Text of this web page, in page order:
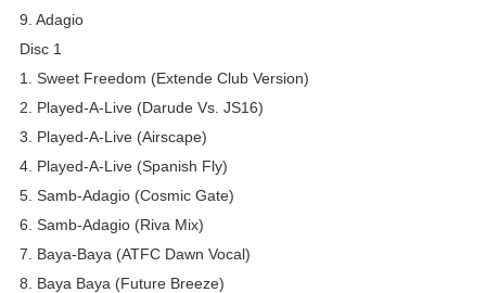
9. Adagio
Disc 1
1. Sweet Freedom (Extende Club Version)
2. Played-A-Live (Darude Vs. JS16)
3. Played-A-Live (Airscape)
4. Played-A-Live (Spanish Fly)
5. Samb-Adagio (Cosmic Gate)
6. Samb-Adagio (Riva Mix)
7. Baya-Baya (ATFC Dawn Vocal)
8. Baya Baya (Future Breeze)